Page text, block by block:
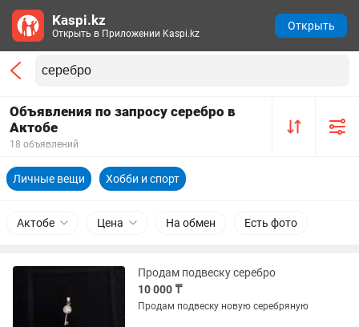
Объявления по запросу серебро в
Актобе
18 объявлений
Личные вещи Хобби и спорт
Актобе Цена На обмен Есть фото
Продам подвеску серебро
10 000 ₸
Продам подвеску новую серебряную
Kaspi.kz
Открыть в Приложении Kaspi.kz
Открыть